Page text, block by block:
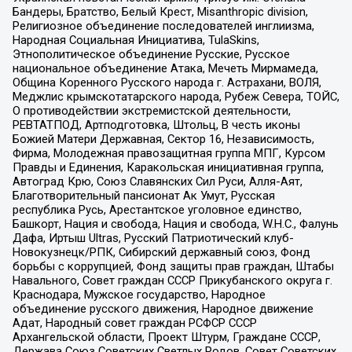
Бандеры, Братство, Белый Крест, Misanthropic division,
Религиозное объединение последователей инглиизма,
Народная Социальная Инициатива, TulaSkins,
Этнополитическое объединение Русские, Русское
национальное объединение Атака, Мечеть Мирмамеда,
Община Коренного Русского народа г. Астрахани, ВОЛЯ,
Меджлис крымскотатарского народа, Рубеж Севера, ТОЙС,
О противодействии экстремистской деятельности,
РЕВТАТПОД, Артподготовка, Штольц, В честь иконы
Божией Матери Державная, Сектор 16, Независимость,
Фирма, Молодежная правозащитная группа МПГ, Курсом
Правды и Единения, Каракольская инициативная группа,
Автоград Крю, Союз Славянских Сил Руси, Алля-Аят,
Благотворительный пансионат Ак Умут, Русская
республика Русь, Арестантское уголовное единство,
Башкорт, Нация и свобода, Нация и свобода, W.H.С., Фалунь
Дафа, Иртыш Ultras, Русский Патриотический клуб-
Новокузнецк/РПК, Сибирский державный союз, Фонд
борьбы с коррупцией, Фонд защиты прав граждан, Штабы
Навального, Совет граждан СССР Прикубанского округа г.
Краснодара, Мужское государство, Народное
объединение русского движения, Народное движение
Адат, Народный совет граждан РСФСР СССР
Архангельской области, Проект Штурм, Граждане СССР,